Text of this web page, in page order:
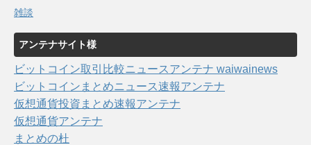
雑談
アンテナサイト様
ビットコイン取引比較ニュースアンテナ waiwainews
ビットコインまとめニュース速報アンテナ
仮想通貨投資まとめ速報アンテナ
仮想通貨アンテナ
まとめの杜